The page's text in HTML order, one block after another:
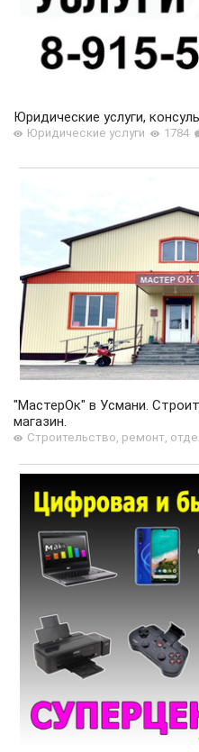
Юридические услуги,
Юридические услуги 1784
"МастерОк" в Усмани.
магазин.
Строительство, ремонт,